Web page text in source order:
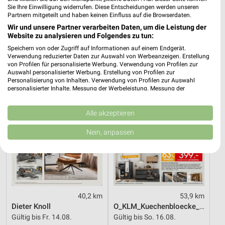
0,7 km
Angebote ab 10.08.
Gültig ab Mo. 10.08.
40,2 km
Wohnen Spezial
Gültig bis Fr. 14.08.
XXXLutz
40,2 km
Dieter Knoll
Gültig bis Fr. 14.08.
Zurbrüggen
53,9 km
O_KLM_Kuechenbloecke_01_26_ES
Gültig bis So. 16.08.
Sie Ihre Einwilligung widerrufen. Diese Entscheidungen werden unseren
Partnern mitgeteilt und haben keinen Einfluss auf die Browserdaten.
Wir und unsere Partner verarbeiten Daten, um die Leistung der
Website zu analysieren und Folgendes zu tun:
Speichern von oder Zugriff auf Informationen auf einem Endgerät.
Verwendung reduzierter Daten zur Auswahl von Werbeanzeigen. Erstellung
von Profilen für personalisierte Werbung. Verwendung von Profilen zur
Auswahl personalisierter Werbung. Erstellung von Profilen zur
Personalisierung von Inhalten. Verwendung von Profilen zur Auswahl
personalisierter Inhalte. Messung der Werbeleistung. Messung der
Kombinationen von Daten aus verschiedenen Quellen. Entwicklung und
Verbesserung der Angebote. Verwendung reduzierter Daten zur Auswahl
von Inhalten.
Daten können außerhalb der Europäischen Union weitergegeben und in die
USA gesendet werden.
Website/App.
Partnerliste anzeigen (1 IAB-Anbieter)
Wir nutzen Ihre Daten für folgende Zwecke:
Speichern von oder Zugriff auf Informationen
auf einem Endgerät
Alle akzeptieren
Nein, anpassen